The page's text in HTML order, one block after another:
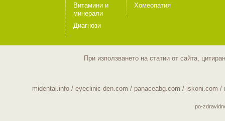
Витамини и
минерали
Диагнози
Хомеопатия
При използването на статии от сайта,
midental.info/ eyeclinic-den.com / panaceabg.com / iskoni.com /
po-